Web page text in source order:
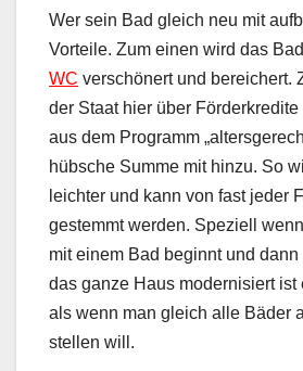
Wer sein Bad gleich neu mit
Vorteile. Zum einen wird das
WC verschönert und bereichert.
der Staat hier über
aus dem Programm
hübsche Summe mit hinzu. So
leichter und kann von fast jeder
gestemmt werden. Speziell
mit einem Bad beginnt und
das ganze Haus modernisiert ist
als wenn man gleich alle Bäder
stellen will.